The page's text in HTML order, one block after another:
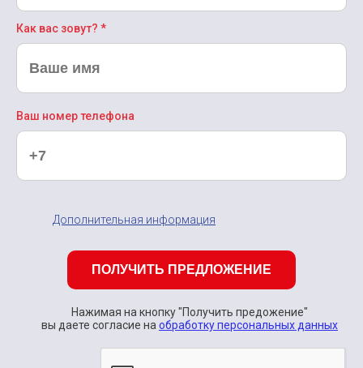
Как вас зовут? *
Ваш номер телефона
Дополнительная информация
ПОЛУЧИТЬ ПРЕДЛОЖЕНИЕ
Нажимая на кнопку "Получить предожение"
вы даете согласие на обработку персональных данных